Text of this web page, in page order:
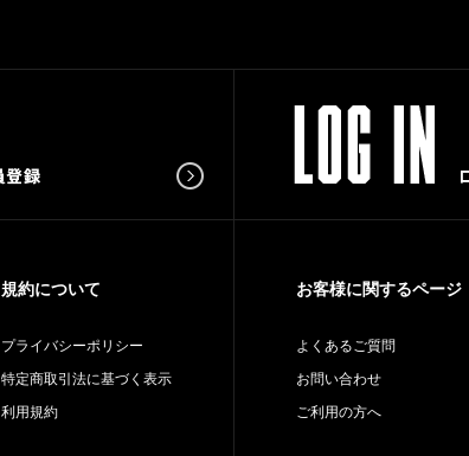
規約について
プライバシーポリシー
特定商取引法に基づく表示
利用規約
お客様に関するページ
よくあるご質問
お問い合わせ
ご利用の方へ